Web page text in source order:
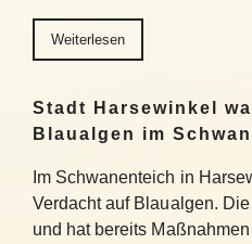
Weiterlesen
Stadt Harsewinkel
Blaualgen im
Im Schwanenteich in
Verdacht auf Blaualgen.
und hat bereits